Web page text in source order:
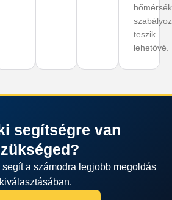
teszik
lehetővé.
segítségre van
a számodra legjobb megoldás
kiválasztásában.